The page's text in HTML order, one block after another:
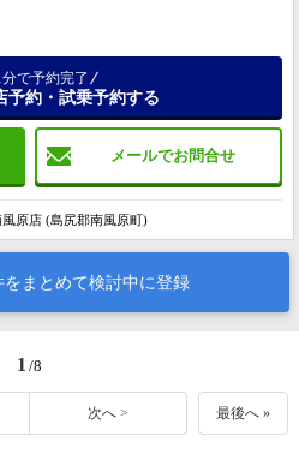
メールでお問合せ
分で予約完了
予約・試乗予約する
原店 (島尻郡南風原町)
まとめて検討中に登録
1 /8
次へ > 最後へ »